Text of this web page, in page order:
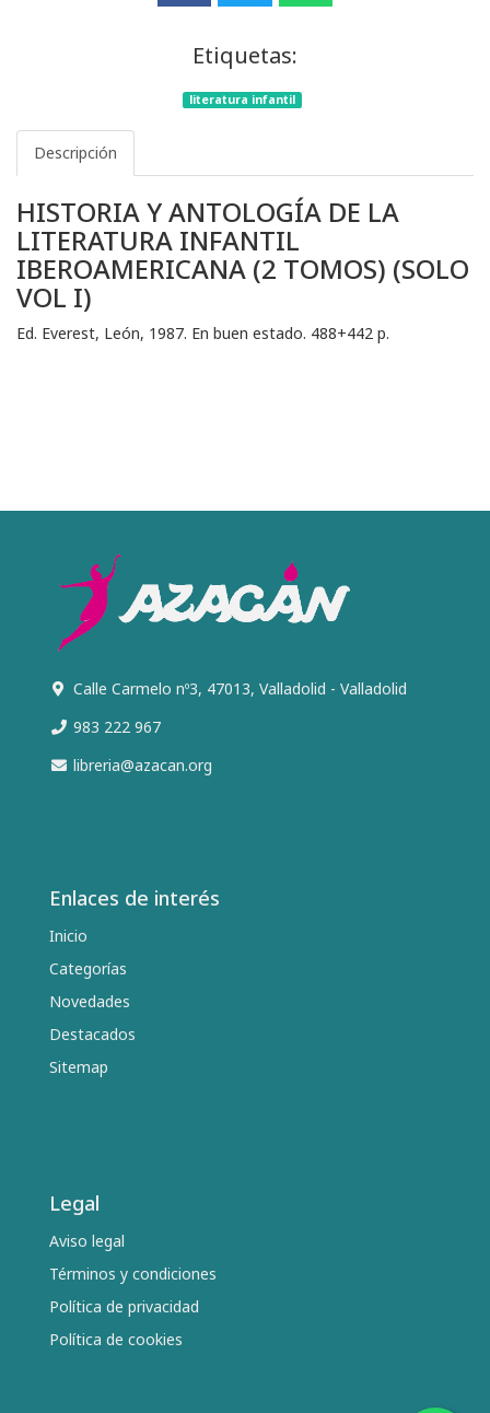
Etiquetas:
literatura infantil
Descripción
HISTORIA Y ANTOLOGÍA DE LA
LITERATURA INFANTIL
IBEROAMERICANA (2 TOMOS) (SOLO
VOL I)
Ed. Everest, León, 1987. En buen estado. 488+442 p.
Calle Carmelo nº3, 47013, Valladolid - Valladolid
983 222 967
libreria@azacan.org
Enlaces de interés
Inicio
Categorías
Novedades
Destacados
Sitemap
Legal
Aviso legal
Términos y condiciones
Política de privacidad
Política de cookies